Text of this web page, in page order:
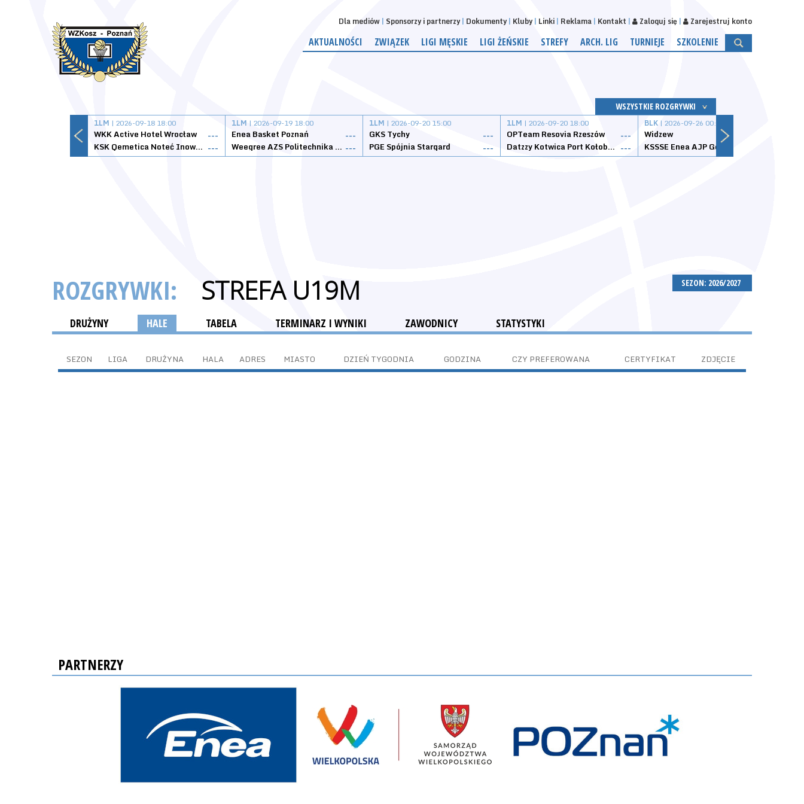
Dla mediów Sponsorzy i partnerzy Dokumenty Kluby Linki Reklama Kontakt Zaloguj się Zarejestruj konto
AKTUALNOŚCI ZWIĄZEK LIGI MĘSKIE LIGI ŻEŃSKIE STREFY ARCH. LIG TURNIEJE SZKOLENIE
WSZYSTKIE ROZGRYWKI
1LM | 2026-09-18 18:00
WKK Active Hotel Wrocław
---
KSK Qemetica Noteć Inowrocław ---
1LM | 2026-09-19 18:00
Enea Basket Poznań
---
Weegree AZS Politechnika Opolska ---
1LM | 2026-09-20 15:00
GKS Tychy
---
PGE Spójnia Stargard
---
1LM | 2026-09-20 18:00
OPTeam Resovia Rzeszów
---
Datzzy Kotwica Port Kołobrzeg ---
BLK | 2026-09-26 00:00
Widzew
SEZON: 2026/2027
ROZGRYWKI: STREFA U19M
DRUŻYNY HALE TABELA TERMINARZ I WYNIKI ZAWODNICY STATYSTYKI
SEZON LIGA DRUŻYNA HALA ADRES MIASTO DZIEŃ TYGODNIA GODZINA CZY PREFEROWANA CERTYFIKAT ZDJĘCIE
PARTNERZY